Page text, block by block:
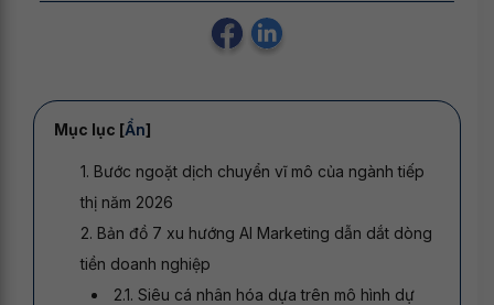
Mục lục [Ẩn]
1. Bước ngoặt dịch chuyển vĩ mô của ngành tiếp
thị năm 2026
2. Bản đồ 7 xu hướng AI Marketing dẫn dắt dòng
tiền doanh nghiệp
2.1. Siêu cá nhân hóa dựa trên mô hình dự